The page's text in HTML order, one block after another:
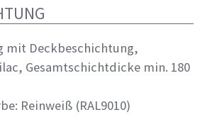
mit Deckbeschichtung,
Gesamtschichtdicke min. 180
Reinweiß (RAL9010)